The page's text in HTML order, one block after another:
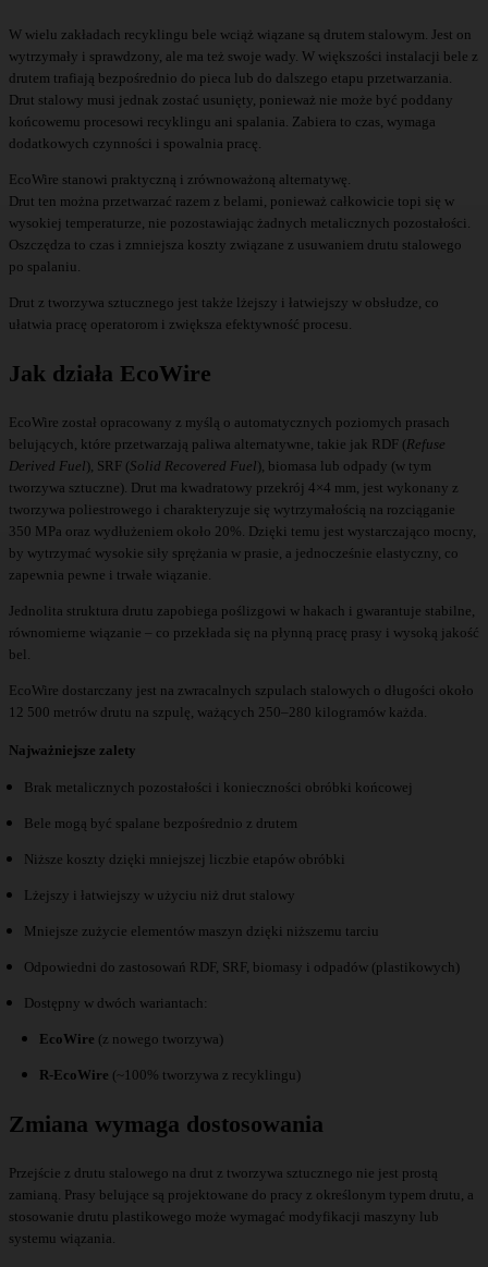
W wielu zakładach recyklingu bele wciąż wiązane są drutem stalowym. Jest on
wytrzymały i sprawdzony, ale ma też swoje wady. W większości instalacji bele z
drutem trafiają bezpośrednio do pieca lub do dalszego etapu przetwarzania.
Drut stalowy musi jednak zostać usunięty, ponieważ nie może być poddany
końcowemu procesowi recyklingu ani spalania. Zabiera to czas, wymaga
dodatkowych czynności i spowalnia pracę.
EcoWire stanowi praktyczną i zrównoważoną alternatywę.
Drut ten można przetwarzać razem z belami, ponieważ całkowicie topi się w
wysokiej temperaturze, nie pozostawiając żadnych metalicznych pozostałości.
Oszczędza to czas i zmniejsza koszty związane z usuwaniem drutu stalowego
po spalaniu.
Drut z tworzywa sztucznego jest także lżejszy i łatwiejszy w obsłudze, co
ułatwia pracę operatorom i zwiększa efektywność procesu.
Jak działa EcoWire
EcoWire został opracowany z myślą o automatycznych poziomych prasach
belujących, które przetwarzają paliwa alternatywne, takie jak RDF (Refuse
Derived Fuel ), SRF (Solid Recovered Fuel ), biomasa lub odpady (w tym
tworzywa sztuczne). Drut ma kwadratowy przekrój 4×4 mm, jest wykonany z
tworzywa poliestrowego i charakteryzuje się wytrzymałością na rozciąganie
350 MPa oraz wydłużeniem około 20%. Dzięki temu jest wystarczająco mocny,
by wytrzymać wysokie siły sprężania w prasie, a jednocześnie elastyczny, co
zapewnia pewne i trwałe wiązanie.
Jednolita struktura drutu zapobiega poślizgowi w hakach i gwarantuje stabilne,
równomierne wiązanie – co przekłada się na płynną pracę prasy i wysoką jakość
bel.
EcoWire dostarczany jest na zwracalnych szpulach stalowych o długości około
12 500 metrów drutu na szpulę, ważących 250–280 kilogramów każda.
Najważniejsze zalety
Brak metalicznych pozostałości i konieczności obróbki końcowej
Bele mogą być spalane bezpośrednio z drutem
Niższe koszty dzięki mniejszej liczbie etapów obróbki
Lżejszy i łatwiejszy w użyciu niż drut stalowy
Mniejsze zużycie elementów maszyn dzięki niższemu tarciu
Odpowiedni do zastosowań RDF, SRF, biomasy i odpadów (plastikowych)
Dostępny w dwóch wariantach:
EcoWire (z nowego tworzywa)
R-EcoWire (~100% tworzywa z recyklingu)
Zmiana wymaga dostosowania
Przejście z drutu stalowego na drut z tworzywa sztucznego nie jest prostą
zamianą. Prasy belujące są projektowane do pracy z określonym typem drutu, a
stosowanie drutu plastikowego może wymagać modyfikacji maszyny lub
systemu wiązania.